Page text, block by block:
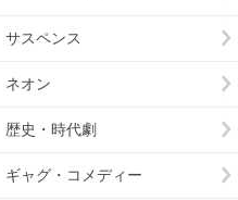
サスペンス
ネオン
歴史・時代劇
ギャグ・コメディー